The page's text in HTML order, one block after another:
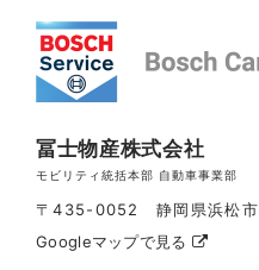
冨士物産株式会社
モビリティ統括本部 自動車事業部
〒435-0052 静岡県浜松市
Googleマップで見る